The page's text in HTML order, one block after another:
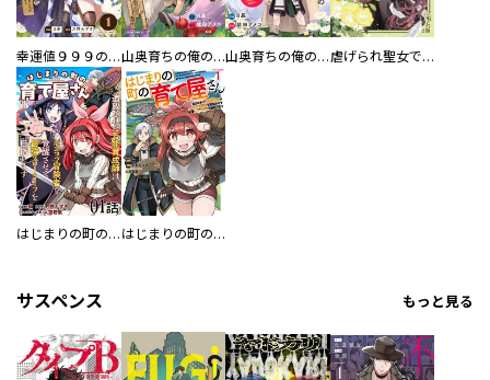
幸運値９９９の私、【即死魔法】が絶対に成功するので世界最強です～魔力値１で追放されましたが、確率チートで成り上がる～ 山奥育ちの俺のゆるり異世界生活～もふもふと最強たちに可愛がられて、二度目の人生満喫中～ 山奥育ちの俺のゆるり異世界生活～もふもふと最強たちに可愛がられて、二度目の人生満喫中～【分冊版】 虐げられ聖女でも自分の幸せを祈らせていただきます！アンソロジーコミック
はじまりの町の育て屋さん～追放された万能育成師はポンコツ冒険者を覚醒させて最強スローライフを目指します～【単話版】 はじまりの町の育て屋さん～追放された万能育成師はポンコツ冒険者を覚醒させて最強スローライフを目指します～ THE COMIC
サスペンス もっと見る